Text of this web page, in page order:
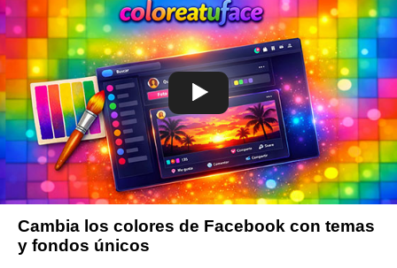
Cambia los colores de Facebook con temas
y fondos únicos